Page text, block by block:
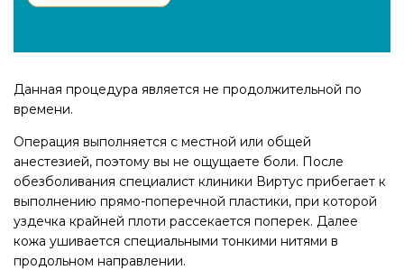
Данная процедура является не продолжительной по
времени.
Операция выполняется с местной или общей
анестезией, поэтому вы не ощущаете боли. После
обезболивания специалист клиники Виртус прибегает к
выполнению прямо-поперечной пластики, при которой
уздечка крайней плоти рассекается поперек. Далее
кожа ушивается специальными тонкими нитями в
продольном направлении.